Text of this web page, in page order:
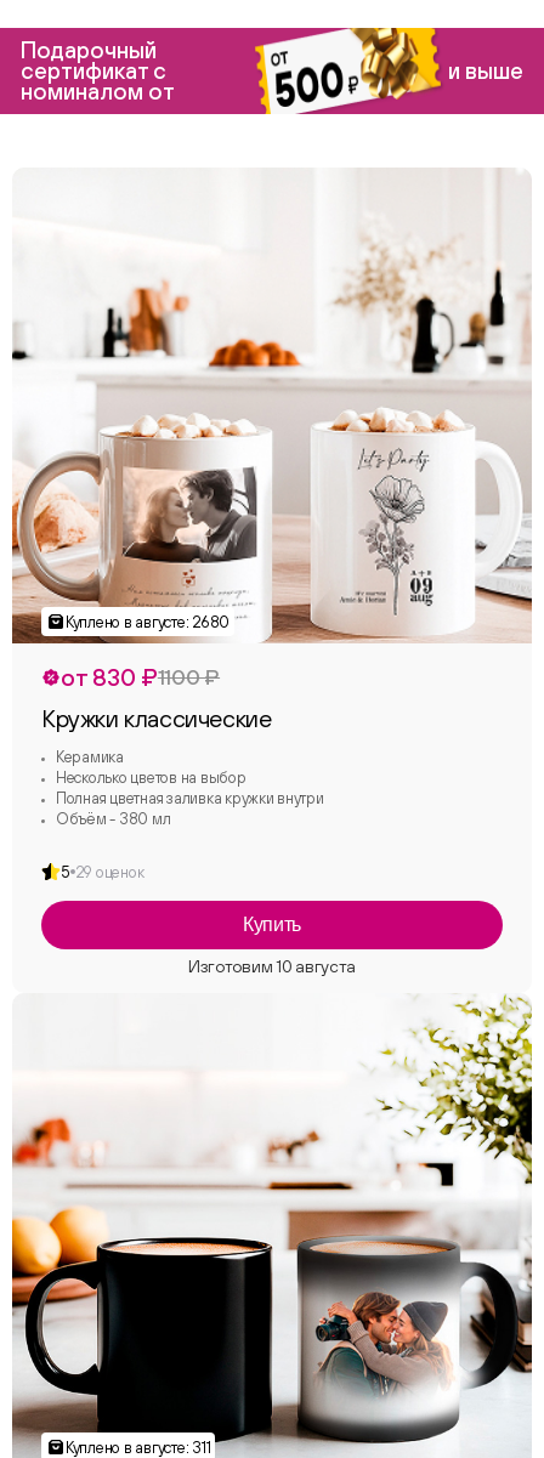
Подарочный
сертификат с
номиналом от
и выше
от 830 ₽1100 ₽
Кружки классические
Керамика
Несколько цветов на выбор
Полная цветная заливка кружки внутри
Объём - 380 мл
5 29 оценок
Купить